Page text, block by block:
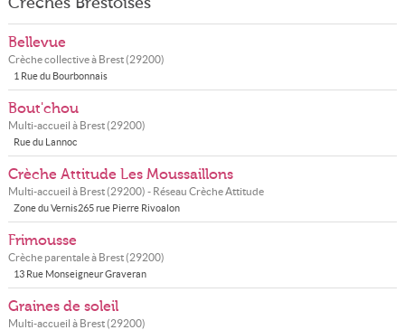
Bellevue
Crèche collective à Brest(29200)
1 Rue du Bourbonnais
Bout'chou
Multi-accueil à Brest(29200)
Rue du Lannoc
Crèche Attitude Les Moussaillons
Multi-accueil à Brest(29200) - Réseau Crèche Attitude
Zone du Vernis265 rue Pierre Rivoalon
Frimousse
Crèche parentale à Brest(29200)
13 Rue Monseigneur Graveran
Graines de soleil
Multi-accueil à Brest(29200)